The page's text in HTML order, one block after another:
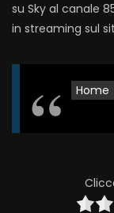
su Sky al canale
in streaming sul
Home